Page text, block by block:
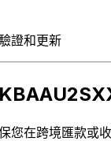
證和更新
您在跨境匯款或